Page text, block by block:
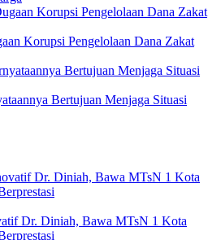
Korupsi Pengelolaan Dana Zakat
Bertujuan Menjaga Situasi
Dr. Diniah, Bawa MTsN 1 Kota